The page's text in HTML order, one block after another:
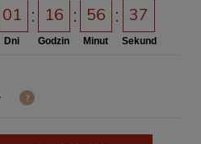
01
Dni
16
Godzin
56
Minut
37
Sekund
?